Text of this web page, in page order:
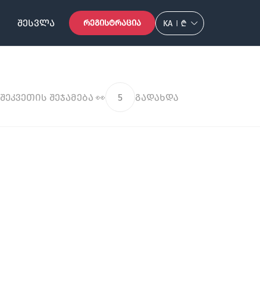
ᲨᲔᲡᲕᲚᲐ ᲠᲔᲒᲘᲡᲢᲠᲐᲪᲘᲐ KA ₾
შეკვეთის შეჯამება 👀 5 გადახდა